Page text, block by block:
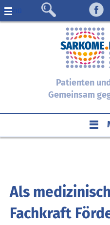
Menü
Patienten
Gemeinsam
Als
Fachkraft